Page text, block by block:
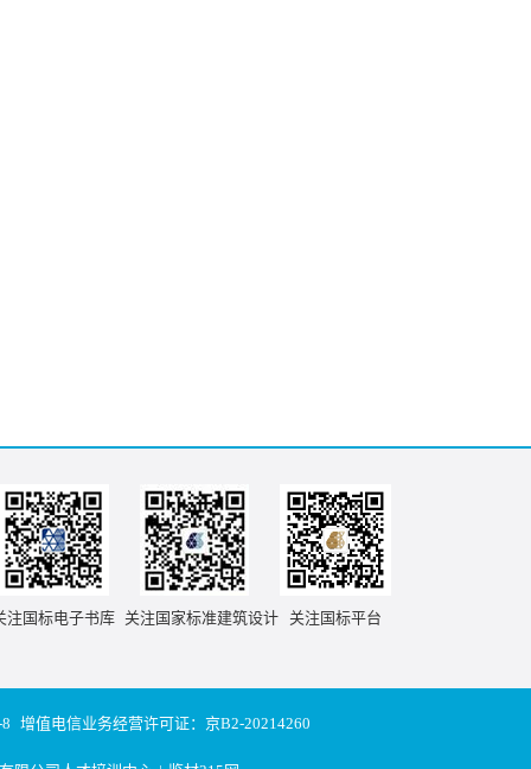
注国标电子书库 关注国家标准建筑设计 关注国标平台
增值电信业务经营许可证：京B2-20214260